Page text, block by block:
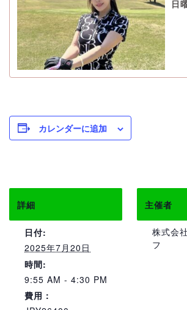
日
カレンダーに追加
詳細
日付:
2025年7月20日
時間:
9:55 AM - 4:30 PM
費用：
主催者
株式会
フ